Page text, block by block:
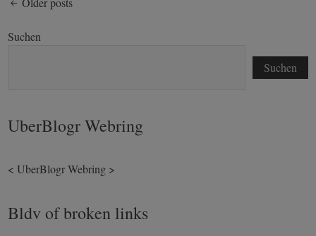
Posts
navigation
Suchen
Suchen
UberBlogr Webring
< UberBlogr Webring >
Bldv of broken links